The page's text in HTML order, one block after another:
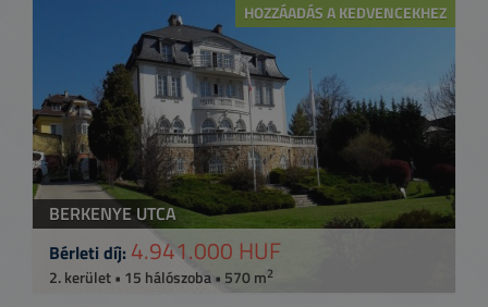
HOZZÁADÁS A KEDVENCEKHEZ
BERKENYE UTCA
Bérleti díj: 4.941.000 HUF
2. kerület • 15 hálószoba • 570 m2